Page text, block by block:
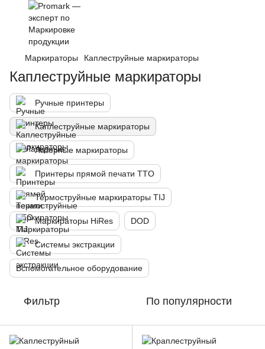
Маркираторы Каплеструйные маркираторы
Каплеструйные маркираторы
Ручные принтеры
Каплеструйные маркираторы
Лазерные маркираторы
Принтеры прямой печати TTO
Термоструйные маркираторы TIJ
Маркираторы HiRes DOD
Системы экстракции
Вспомогательное оборудование
Фильтр По популярности